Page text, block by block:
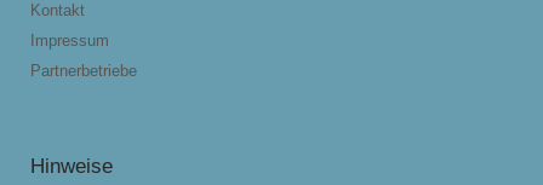
Kontakt
Impressum
Partnerbetriebe
Hinweise